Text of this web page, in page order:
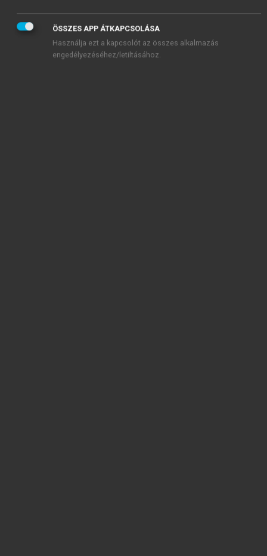
ÖSSZES APP ÁTKAPCSOLÁSA
Használja ezt a kapcsolót az összes alkalmazás
engedélyezéséhez/letiltásához.